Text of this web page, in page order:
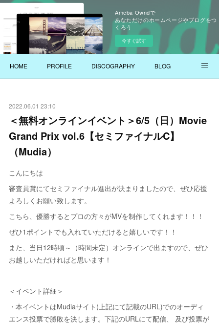
Ameba Owndで
あなただけのホームページやブログをつ
くろう
今すぐ試す
HOME PROFILE DISCOGRAPHY BLOG
2022.06.01 23:10
＜無料オンラインイベント＞6/5（日）Movie
Grand Prix vol.6【セミファイナルC】
（Mudia）
こんにちは
審査員賞にてセミファイナル進出が決まりましたので、ぜひ応援
よろしくお願い致します。
こちら、優勝するとプロの方々がMVを制作してくれます！！！
ぜひ1ポイントでも入れていただけると嬉しいです！！
また、当日12時頃～（時間未定）オンラインで出ますので、ぜひ
お越しいただければと思います！
＜イベント詳細＞
・本イベントはMudiaサイト(上記にて記載のURL)でのオーディ
エンス投票で勝敗を決します。下記のURLにて配信、 及び投票が